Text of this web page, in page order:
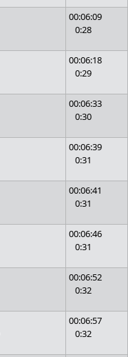
00:06:09
0:28
00:06:18
0:29
00:06:33
0:30
00:06:39
0:31
00:06:41
0:31
00:06:46
0:31
00:06:52
0:32
00:06:57
0:32